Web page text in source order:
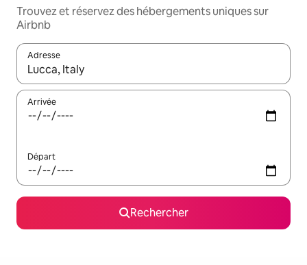
Trouvez et réservez des hébergements uniques sur
Airbnb
Adresse
Lorsque les résultats s'affichent, utilisez les flèches vers le
Arrivée
Départ
Rechercher